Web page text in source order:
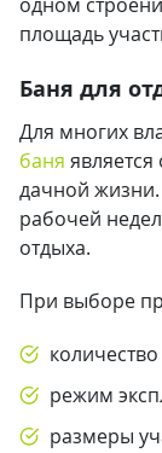
площадь
Баня для
Для многих
баня
дачной жизни.
рабочей
отдыха.
При выборе
режим
размеры